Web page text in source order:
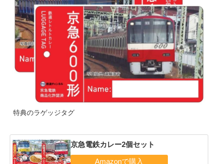
特典のラゲッジタグ
京急電鉄カレー2個セット